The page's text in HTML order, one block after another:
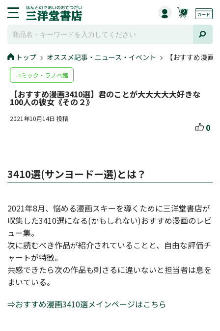
0
トップ オススメ記事・ニュース・イベント 【おすすめ漫
コミック・ラノベ館
【おすすめ漫画3410選】君のことが大大大大大好きな
100人の彼女《その２》
2021年10月14日 投稿
0
3410選(サンヨードー選)とは？
2021年8月、悩める漫画スキーを導くために三洋堂書店が
収集した3410選になる(かもしれない)おすすめ漫画のレビ
ュー集。
次に読むべき作品が紹介されていることと、自由な評価チ
ャートが特徴。
共感できたら次の作品も刺さるに違いないと担当者は息を
まいている。
⇒おすすめ漫画3410選メインページはこちら